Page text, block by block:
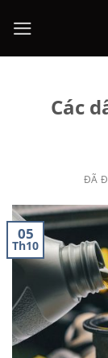
đến
nội
Các
ĐÃ
05
Th10